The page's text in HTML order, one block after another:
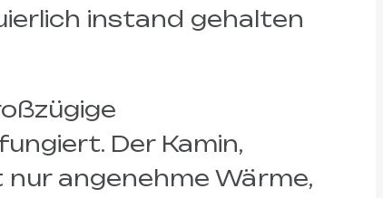
instand gehalten
Der Kamin,
angenehme Wärme,